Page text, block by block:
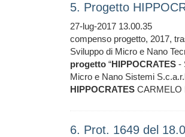
5. Progetto
27-lug-2017 13.00.35
compenso progetto, 2017,
Sviluppo di Micro e Nano
progetto “HIPPOCRATES -
Micro e Nano Sistemi
HIPPOCRATES CARMELO
6. Prot. 1649 del